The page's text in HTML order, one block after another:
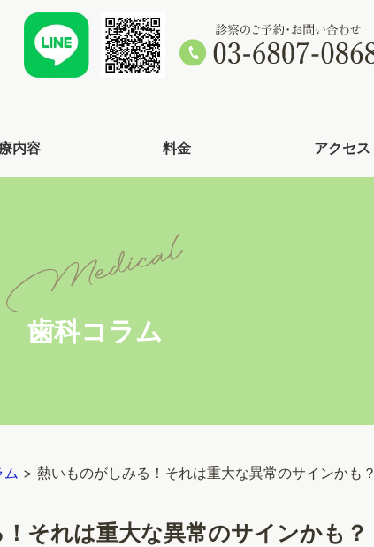
内容 料金 アクセス
歯科コラム
ム > 熱いものがしみる！それは重大な異常のサインかも？
それは重大な異常のサインかも？